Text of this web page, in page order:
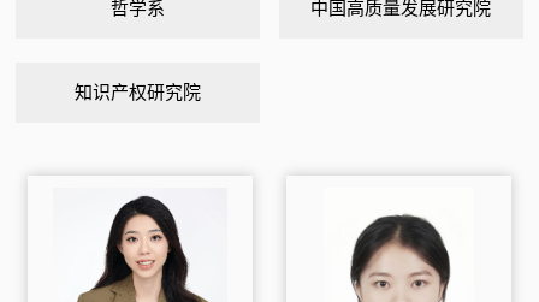
哲学系 中国高质量发展研究院
知识产权研究院